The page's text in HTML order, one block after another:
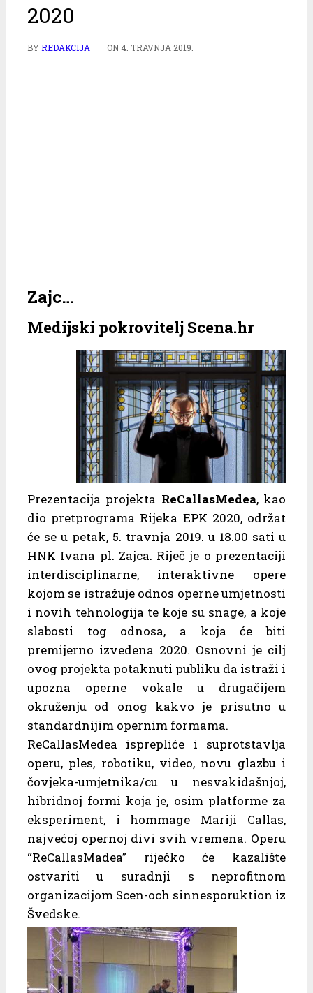
2020
BYREDAKCIJA ON 4. TRAVNJA 2019.
Zajc…
Medijski pokrovitelj Scena.hr
Prezentacija projekta ReCallasMedea, kao
dio pretprograma Rijeka EPK 2020, održat
će se u petak, 5. travnja 2019. u 18.00 sati u
HNK Ivana pl. Zajca. Riječ je o prezentaciji
interdisciplinarne, interaktivne opere
kojom se istražuje odnos operne umjetnosti
i novih tehnologija te koje su snage, a koje
slabosti tog odnosa, a koja će biti
premijerno izvedena 2020. Osnovni je cilj
ovog projekta potaknuti publiku da istraži i
upozna operne vokale u drugačijem
okruženju od onog kakvo je prisutno u
standardnijim opernim formama.
ReCallasMedea isprepliće i suprotstavlja
operu, ples, robotiku, video, novu glazbu i
čovjeka-umjetnika/cu u nesvakidašnjoj,
hibridnoj formi koja je, osim platforme za
eksperiment, i hommage Mariji Callas,
najvećoj opernoj divi svih vremena. Operu
“ReCallasMadea” riječko će kazalište
ostvariti u suradnji s neprofitnom
organizacijom Scen-och sinnesporuktion iz
Švedske.